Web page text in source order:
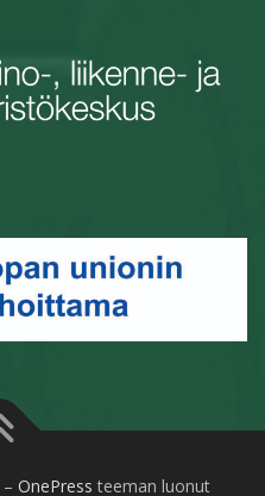
– OnePress teeman luonut